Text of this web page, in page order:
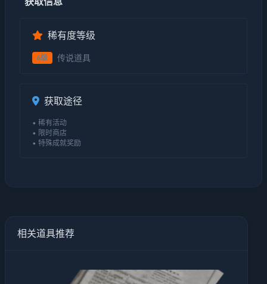
稀有度等级
6级 传说道具
获取途径
• 稀有活动
• 限时商店
• 特殊成就奖励
相关道具推荐